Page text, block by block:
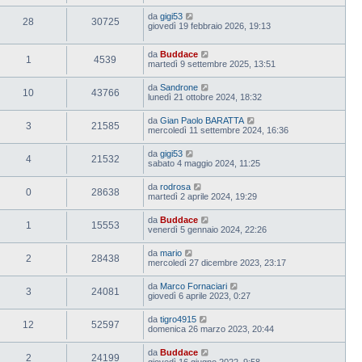
28 30725 da gigi53
giovedì 19 febbraio 2026, 19:13
1 4539 da Buddace
martedì 9 settembre 2025, 13:51
10 43766 da Sandrone
lunedì 21 ottobre 2024, 18:32
3 21585 da Gian Paolo BARATTA
mercoledì 11 settembre 2024, 16:36
4 21532 da gigi53
sabato 4 maggio 2024, 11:25
0 28638 da rodrosa
martedì 2 aprile 2024, 19:29
1 15553 da Buddace
venerdì 5 gennaio 2024, 22:26
2 28438 da mario
mercoledì 27 dicembre 2023, 23:17
3 24081 da Marco Fornaciari
giovedì 6 aprile 2023, 0:27
12 52597 da tigro4915
domenica 26 marzo 2023, 20:44
2 24199 da Buddace